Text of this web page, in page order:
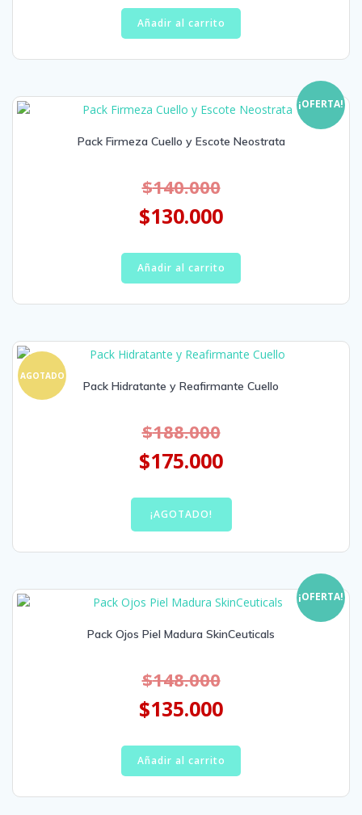
Añadir al carrito
¡OFERTA!
Pack Firmeza Cuello y Escote Neostrata
$140.000
$130.000
Añadir al carrito
AGOTADO
Pack Hidratante y Reafirmante Cuello
$188.000
$175.000
¡AGOTADO!
¡OFERTA!
Pack Ojos Piel Madura SkinCeuticals
$148.000
$135.000
Añadir al carrito